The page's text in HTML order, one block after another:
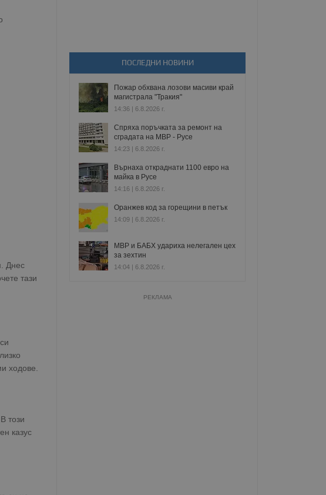
Днес
тази
ходове.
този
казус
ПОСЛЕДНИ НОВИНИ
Пожар обхвана лозови масиви край
магистрала "Тракия"
14:36 | 6.8.2026 г.
Спряха поръчката за ремонт на
сградата на МВР - Русе
14:23 | 6.8.2026 г.
Върнаха откраднати 1100 евро на
майка в Русе
14:16 | 6.8.2026 г.
Оранжев код за горещини в петък
14:09 | 6.8.2026 г.
МВР и БАБХ удариха нелегален цех
за зехтин
14:04 | 6.8.2026 г.
РЕКЛАМА